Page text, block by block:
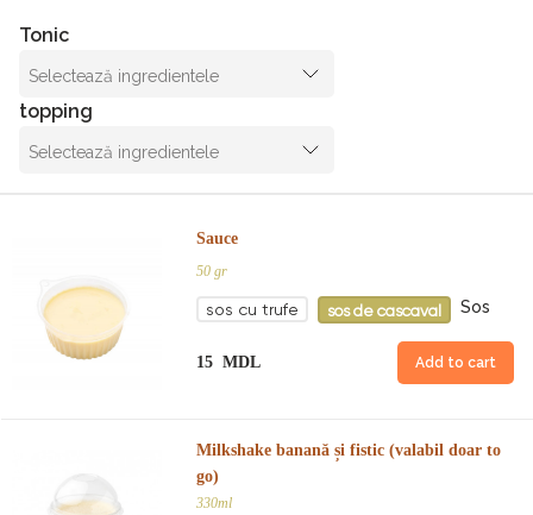
Tonic
Selectează ingredientele
topping
Selectează ingredientele
Sauce
50 gr
sos cu trufe sos de cascaval Sos
15 MDL Add to cart
Milkshake banană și fistic (valabil doar to
go)
330ml